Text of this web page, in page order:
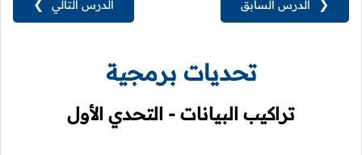
الدرس التالي ❯ ❮ الدرس السابق
تحديات برمجية
تراكيب البيانات - التحدي الأول